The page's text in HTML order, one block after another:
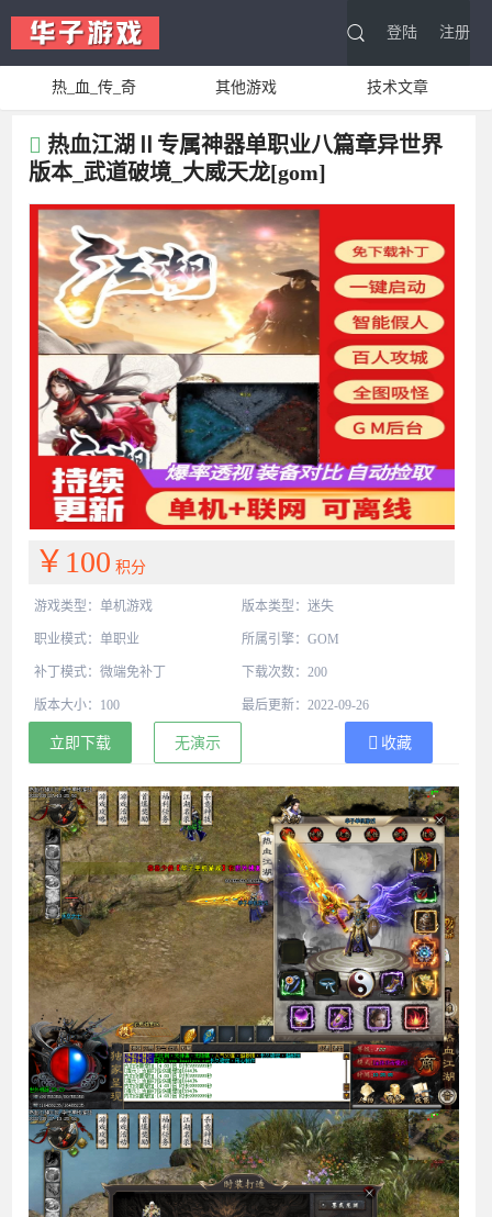
登陆 注册
热_血_传_奇 其他游戏 技术文章
热血江湖Ⅱ专属神器单职业八篇章异世界
版本_武道破境_大威天龙[gom]
￥100 积分
游戏类型：单机游戏 版本类型：迷失
职业模式：单职业 所属引擎：GOM
补丁模式：微端免补丁 下载次数：200
版本大小：100 最后更新：2022-09-26
立即下载 无演示 收藏